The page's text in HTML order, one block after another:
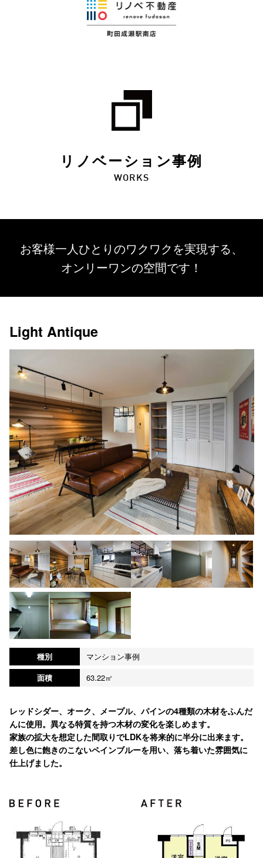
リノベーション事例
WORKS
お客様一人ひとりのワクワクを実現する、
オンリーワンの空間です！
Light Antique
種別
マンション事例
面積
63.22㎡
レッドシダー、オーク、メープル、パインの4種類の木材をふんだ
んに使用。異なる特質を持つ木材の変化を楽しめます。
家族の拡大を想定した間取りでLDKを将来的に半分に出来ます。
差し色に飽きのこないペインブルーを用い、落ち着いた雰囲気に
仕上げました。